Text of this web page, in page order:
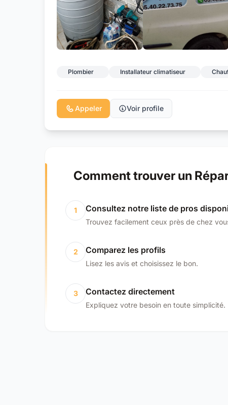
Plombier Installateur climatiseur
Appeler Voir profile
Comment trouver un
1 Consultez notre liste de pros
Trouvez facilement ceux près de chez
2 Comparez les profils
Lisez les avis et choisissez le bon.
3 Contactez directement
Expliquez votre besoin en toute simplicité.